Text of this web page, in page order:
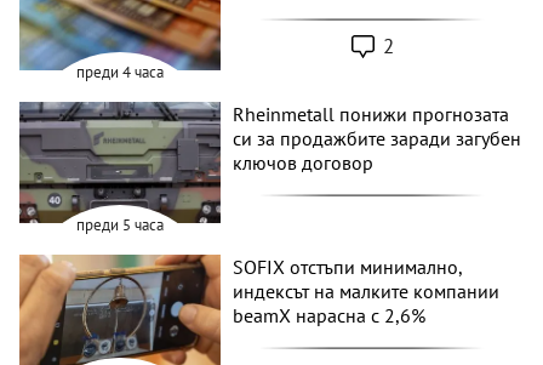
преди 4 часа
2
преди 5 часа
Rheinmetall понижи прогнозата
си за продажбите заради загубен
ключов договор
SOFIX отстъпи минимално,
индексът на малките компании
beamX нарасна с 2,6%